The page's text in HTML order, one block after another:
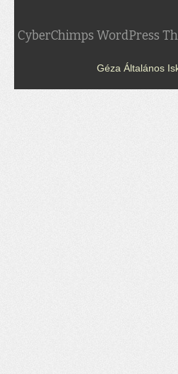
CyberChimps WordPress
Géza Általános